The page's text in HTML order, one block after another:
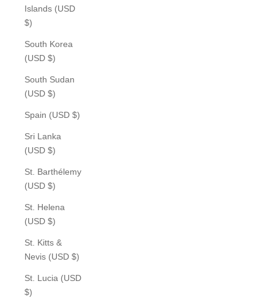
Islands (USD
$)
South Korea
(USD $)
South Sudan
(USD $)
Spain (USD $)
Sri Lanka
(USD $)
St. Barthélemy
(USD $)
St. Helena
(USD $)
St. Kitts &
Nevis (USD $)
St. Lucia (USD
$)